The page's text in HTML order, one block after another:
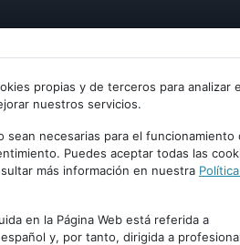
propias y de terceros para analizar
nuestros servicios.
sean necesarias para el funcionamiento
Puedes aceptar todas las
más información en nuestra
en la Página Web está referida a
y, por tanto, dirigida a